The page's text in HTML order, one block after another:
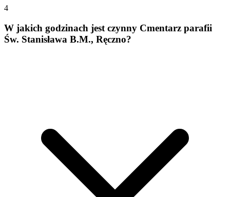
4
W jakich godzinach jest czynny Cmentarz parafii
Św. Stanisława B.M., Ręczno?